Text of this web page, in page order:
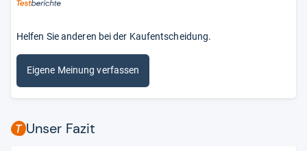
Helfen Sie anderen bei der Kaufentscheidung.
Eigene Meinung verfassen
Unser Fazit